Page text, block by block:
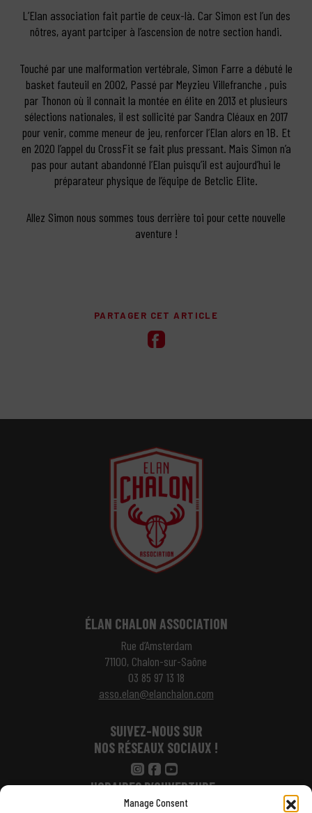
Manage Consent
L’Elan association fait partie de ceux-là. Car Simon est l’un des
nôtres, ayant partciper à l’ascension de notre section handi.
Touché par une malformation vertébrale, Simon Farre a débuté le
basket fauteuil en 2002, Passé par Meyzieu Villefranche , puis
par Thonon où il connait la montée en élite en 2013 et plusieurs
sélections nationales, il est sollicité par Sandra Cléaux en 2017
pour venir, comme meneur de jeu, renforcer l’Elan alors en 1B. Et
en 2020 l’appel du CrossFit se fait plus pressant. Mais Simon n’a
pas pour autant abandonné l’Elan puisqu’il est aujourd’hui le
préparateur physique de l’équipe de Betclic Elite.
Allez Simon nous sommes tous derrière toi pour cette nouvelle
aventure !
PARTAGER CET ARTICLE
ÉLAN CHALON ASSOCIATION
Rue d’Amsterdam
71100, Chalon-sur-Saône
03 85 97 13 18
asso.elan@elanchalon.com
SUIVEZ-NOUS SUR
NOS RÉSEAUX SOCIAUX !
HORAIRES D’OUVERTURE :
Lundi : 14h – 17h30